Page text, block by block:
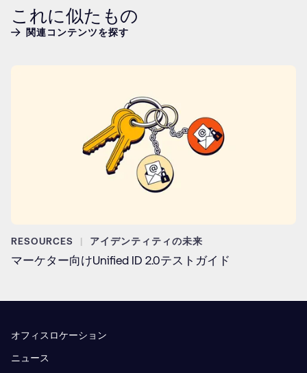
これに似たもの
関連コンテンツを探す
RESOURCES アイデンティティの未来
マーケター向けUnified ID 2.0テストガイド
オフィスロケーション
ニュース